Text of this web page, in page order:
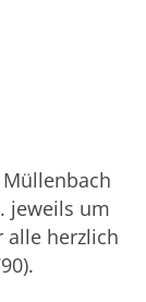
jeweils um
alle herzlich